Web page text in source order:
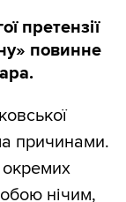
претензії
повинне
причинами.
нічим,